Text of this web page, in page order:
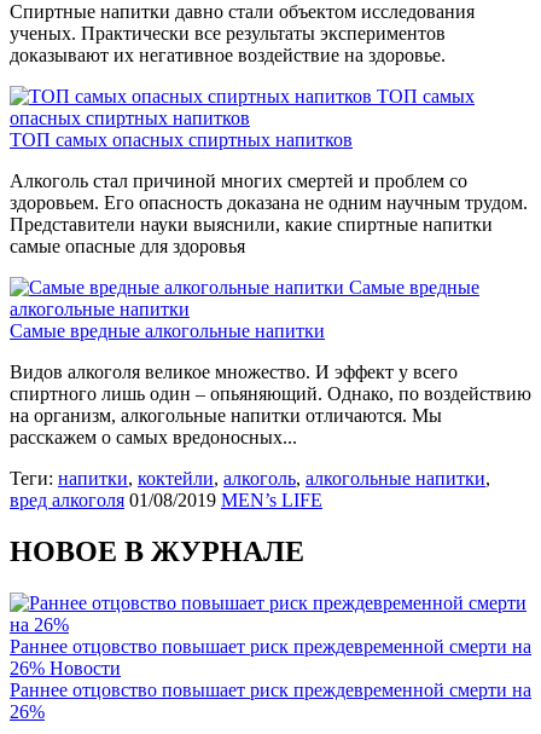
Спиртные напитки давно стали объектом исследования
ученых. Практически все результаты экспериментов
доказывают их негативное воздействие на здоровье.
ТОП самых
опасных спиртных напитков
ТОП самых опасных спиртных напитков
Алкоголь стал причиной многих смертей и проблем со
здоровьем. Его опасность доказана не одним научным трудом.
Представители науки выяснили, какие спиртные напитки
самые опасные для здоровья
Самые вредные
алкогольные напитки
Самые вредные алкогольные напитки
Видов алкоголя великое множество. И эффект у всего
спиртного лишь один – опьяняющий. Однако, по воздействию
на организм, алкогольные напитки отличаются. Мы
расскажем о самых вредоносных...
Теги: напитки, коктейли, алкоголь, алкогольные напитки,
вред алкоголя 01/08/2019 MEN’s LIFE
НОВОЕ В ЖУРНАЛЕ
Раннее отцовство повышает риск преждевременной смерти на
26% Новости
Раннее отцовство повышает риск преждевременной смерти на
26%